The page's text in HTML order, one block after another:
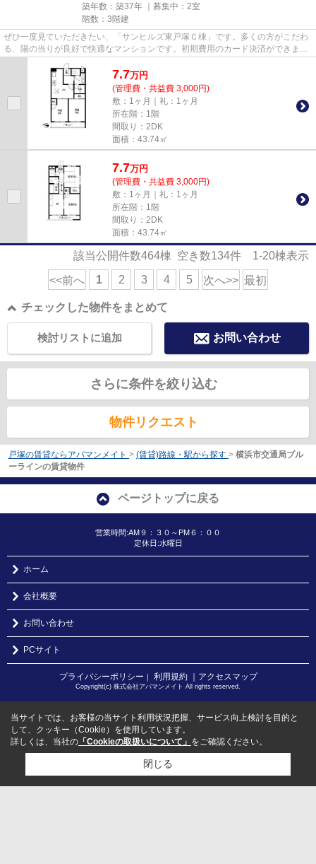
築年数：築37年 ｜募集中： 2室
階数：3階建
ぜひ一度見ていただきたい、「サンヒルズ東戸塚Ｃ棟」です。多くの方がこだわ
る、陽の当りが良好で快適なマンションです。初期費用のカード決済ができま
す。防犯対策もバッチリなマン...
7.7万円
(管理費・共益費 3,000円)
敷：1ヶ月｜礼：1ヶ月
所在階：1階
間取り：2DK
面積：43.74㎡
7.7万円
(管理費・共益費 3,000円)
敷：1ヶ月｜礼：1ヶ月
所在階：1階
間取り：2DK
面積：43.74㎡
該当公開件数464棟 空き数134件 1-20棟表示
<<前へ 1 2 3 4 5 次へ>> 最初
チェックした物件をまとめて
お問い合わせ
検討リストに追加
さらに条件を絞り込む
物件リクエスト
戸塚の賃貸ならアパマンメイト > (賃貸)路線・駅から探す > 横浜市交通局ブル
ーラインの賃貸物件
ページトップに戻る
営業時間:AM９：３０～PM６：００
定休日:水曜日
ホーム
会社概要
お問い合わせ
PCサイト
プライバシーポリシー ｜ 利用規約 ｜アクセスマップ
Copyright(c) 株式会社アパマンメイト All rights reserved.
当サイトでは、お客様の当サイト利用状況把握、サービス向上検討を目的と
して、クッキー（Cookie）を使用しています。
詳しくは、当社の 「Cookieの取扱いについて」 をご確認ください。
閉じる